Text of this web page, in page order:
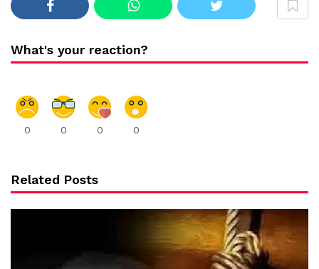
What's your reaction?
0 0 0 0
Related Posts